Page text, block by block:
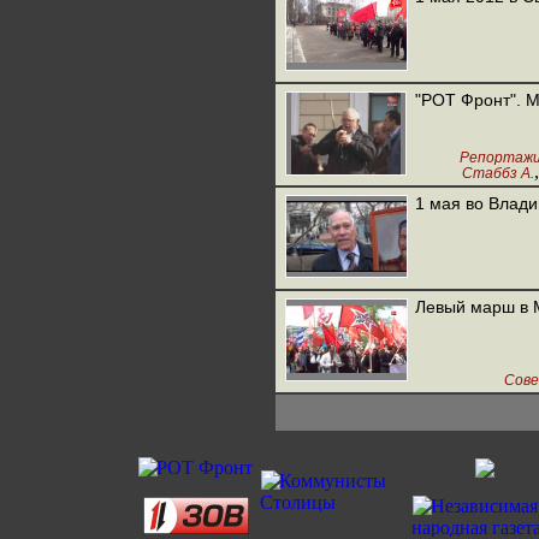
"РОТ Фронт".
Стаббз А.
1 мая во
Левый марш в